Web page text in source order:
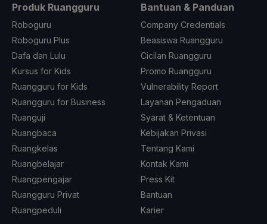
Produk Ruangguru
Roboguru
Roboguru Plus
Dafa dan Lulu
Kursus for Kids
Ruangguru for Kids
Ruangguru for Business
Ruanguji
Ruangbaca
Ruangkelas
Ruangbelajar
Ruangpengajar
Ruangguru Privat
Ruangpeduli
Bantuan & Panduan
Company Credentials
Beasiswa Ruangguru
Cicilan Ruangguru
Promo Ruangguru
Vulnerability Report
Layanan Pengaduan
Syarat & Ketentuan
Kebijakan Privasi
Tentang Kami
Kontak Kami
Press Kit
Bantuan
Karier